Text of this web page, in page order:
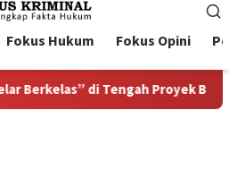
Fokus Hukum Fokus Opini
Bupati Tanimbar Ricky Jauwerissa